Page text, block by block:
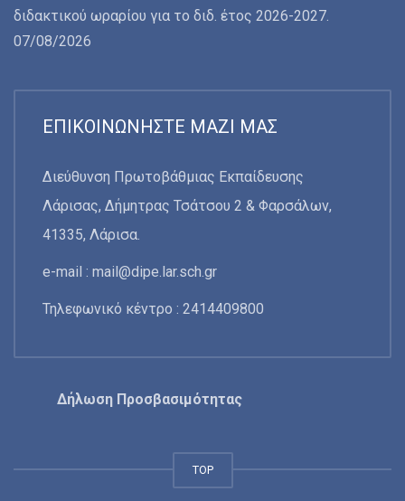
διδακτικού ωραρίου για το διδ. έτος 2026-2027.
07/08/2026
ΕΠΙΚΟΙΝΩΝΉΣΤΕ ΜΑΖΊ ΜΑΣ
Διεύθυνση Πρωτοβάθμιας Εκπαίδευσης
Λάρισας, Δήμητρας Τσάτσου 2 & Φαρσάλων,
41335, Λάρισα.
e-mail : mail@dipe.lar.sch.gr
Τηλεφωνικό κέντρο : 2414409800
Δήλωση Προσβασιμότητας
TOP